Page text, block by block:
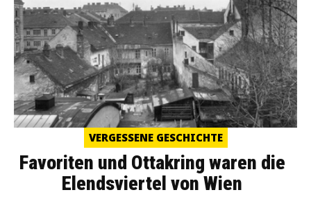
VERGESSENE GESCHICHTE
Favoriten und Ottakring waren die
Elendsviertel von Wien